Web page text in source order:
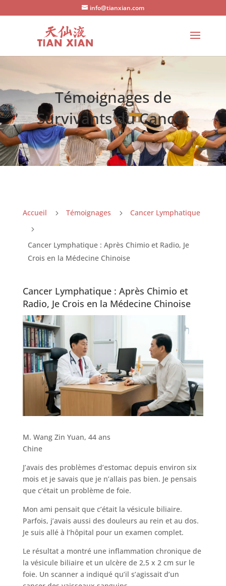
info@tianxian.com
Témoignages de
Survivants du Cancer
Accueil 5 Témoignages 5 Cancer Lymphatique
5
Cancer Lymphatique : Après Chimio et Radio, Je
Crois en la Médecine Chinoise
Cancer Lymphatique : Après Chimio et
Radio, Je Crois en la Médecine Chinoise
M. Wang Zin Yuan, 44 ans
Chine
J’avais des problèmes d’estomac depuis environ six
mois et je savais que je n’allais pas bien. Je pensais
que c’était un problème de foie.
Mon ami pensait que c’était la vésicule biliaire.
Parfois, j’avais aussi des douleurs au rein et au dos.
Je suis allé à l’hôpital pour un examen complet.
Le résultat a montré une inflammation chronique de
la vésicule biliaire et un ulcère de 2,5 x 2 cm sur le
foie. Un scanner a indiqué qu’il s’agissait d’un